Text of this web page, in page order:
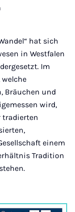
hat sich
in Westfalen
Im
Bräuchen und
wird,
tradierten
einem
Tradition